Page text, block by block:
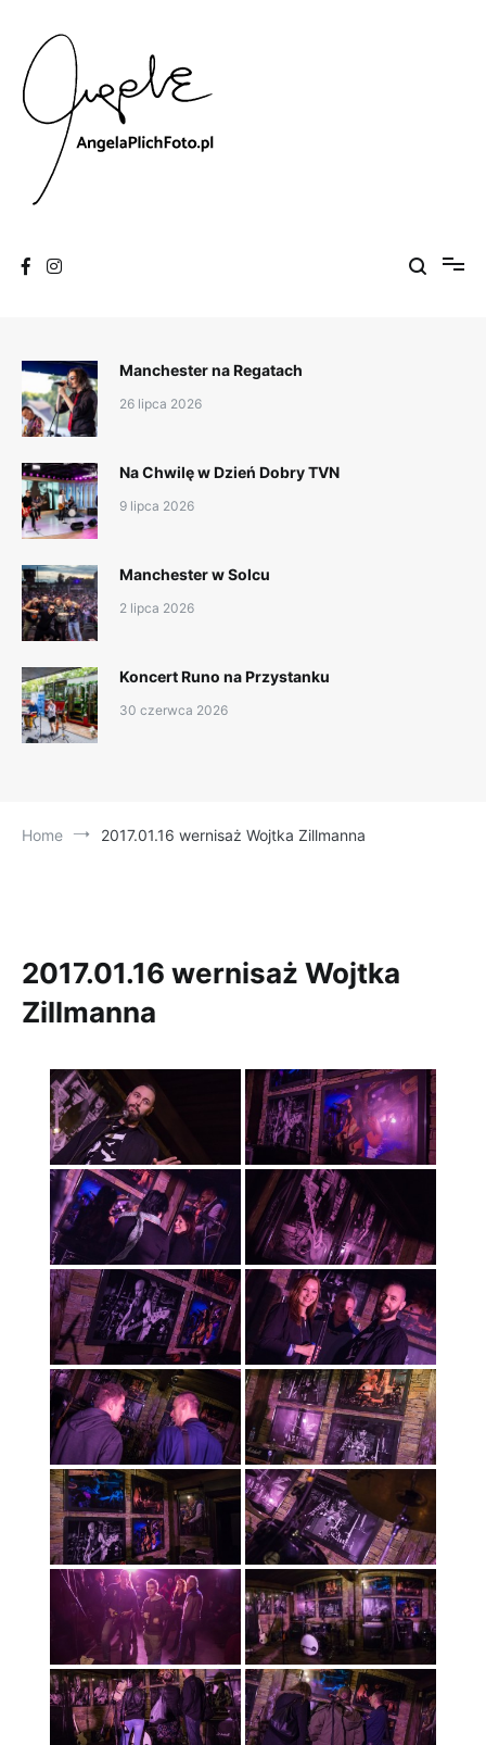
content
Manchester na Regatach
26 lipca 2026
Na Chwilę w Dzień Dobry TVN
9 lipca 2026
Manchester w Solcu
2 lipca 2026
Koncert Runo na Przystanku
30 czerwca 2026
Home 2017.01.16 wernisaż Wojtka Zillmanna
2017.01.16 wernisaż Wojtka
Zillmanna